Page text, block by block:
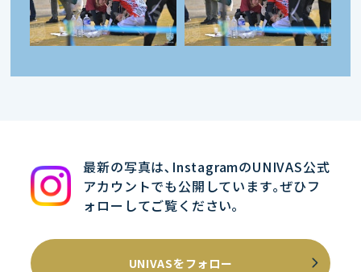
最新の写真は､InstagramのUNIVAS公式
アカウントでも公開しています｡ぜひフ
ォローしてご覧ください｡
UNIVASをフォロー